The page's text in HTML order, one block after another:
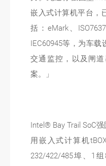
嵌入式计算机平台，
括：eMark、
IEC60945等，为车
交通监控，以及闸
案。」
Intel® Bay Trail SoC
用嵌入式计算机
232/422/485埠、1